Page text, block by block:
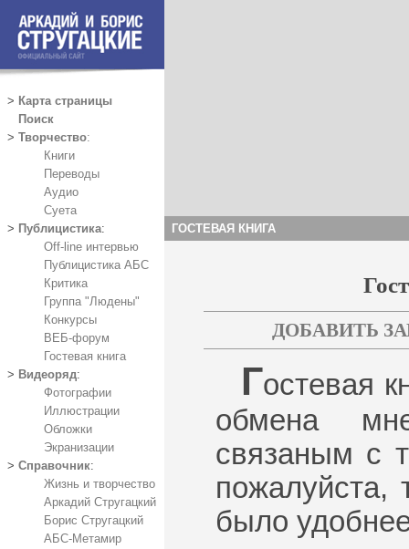
> Карта страницы
Поиск
> Творчество:
Книги
Переводы
Аудио
Суета
> Публицистика:
Off-line интервью
Публицистика АБС
Критика
Группа "Людены"
Конкурсы
ВЕБ-форум
Гостевая книга
> Видеоряд:
Фотографии
Иллюстрации
Обложки
Экранизации
> Справочник:
Жизнь и творчество
Аркадий Стругацкий
Борис Стругацкий
АБС-Метамир
ГОСТЕВАЯ КНИГА
ДОБАВИТЬ
Гостевая
обмена
связаным с
было